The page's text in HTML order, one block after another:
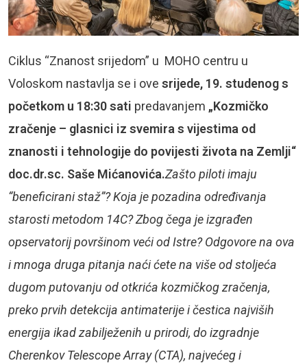
Ciklus “Znanost srijedom” u MOHO centru u
Voloskom nastavlja se i ove srijede, 19. studenog s
početkom u 18:30 sati predavanjem „Kozmičko
zračenje – glasnici iz svemira s vijestima od
znanosti i tehnologije do povijesti života na Zemlji“
doc.dr.sc. Saše Mićanovića.Zašto piloti imaju
“beneficirani staž”? Koja je pozadina određivanja
starosti metodom 14C? Zbog čega je izgrađen
opservatorij površinom veći od Istre? Odgovore na ova
i mnoga druga pitanja naći ćete na više od stoljeća
dugom putovanju od otkrića kozmičkog zračenja,
preko prvih detekcija antimaterije i čestica najviših
energija ikad zabilježenih u prirodi, do izgradnje
Cherenkov Telescope Array (CTA), najvećeg i